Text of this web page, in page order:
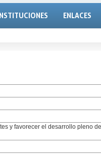
ENLACES
y favorecer el desarrollo pleno